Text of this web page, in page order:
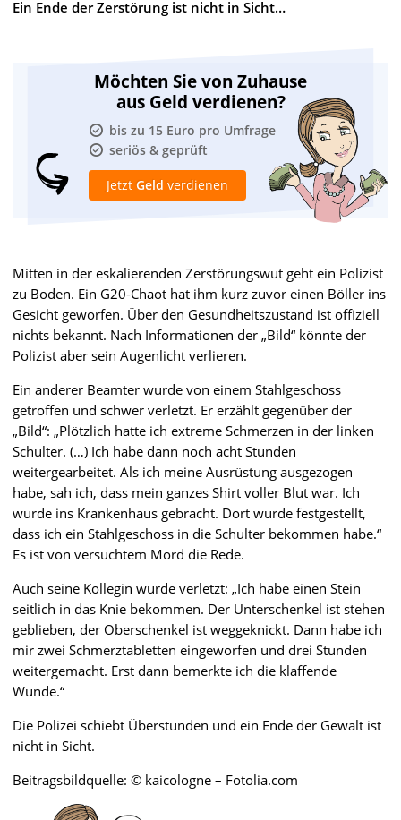
Ein Ende der Zerstörung ist nicht in Sicht…
Möchten Sie von Zuhause
aus Geld verdienen?
bis zu 15 Euro pro Umfrage
seriös & geprüft
Jetzt Geld verdienen
Mitten in der eskalierenden Zerstörungswut geht ein Polizist
zu Boden. Ein G20-Chaot hat ihm kurz zuvor einen Böller ins
Gesicht geworfen. Über den Gesundheitszustand ist offiziell
nichts bekannt. Nach Informationen der „Bild“ könnte der
Polizist aber sein Augenlicht verlieren.
Ein anderer Beamter wurde von einem Stahlgeschoss
getroffen und schwer verletzt. Er erzählt gegenüber der
„Bild“: „Plötzlich hatte ich extreme Schmerzen in der linken
Schulter. (…) Ich habe dann noch acht Stunden
weitergearbeitet. Als ich meine Ausrüstung ausgezogen
habe, sah ich, dass mein ganzes Shirt voller Blut war. Ich
wurde ins Krankenhaus gebracht. Dort wurde festgestellt,
dass ich ein Stahlgeschoss in die Schulter bekommen habe.“
Es ist von versuchtem Mord die Rede.
Auch seine Kollegin wurde verletzt: „Ich habe einen Stein
seitlich in das Knie bekommen. Der Unterschenkel ist stehen
geblieben, der Oberschenkel ist weggeknickt. Dann habe ich
mir zwei Schmerztabletten eingeworfen und drei Stunden
weitergemacht. Erst dann bemerkte ich die klaffende
Wunde.“
Die Polizei schiebt Überstunden und ein Ende der Gewalt ist
nicht in Sicht.
Beitragsbildquelle: © kaicologne – Fotolia.com